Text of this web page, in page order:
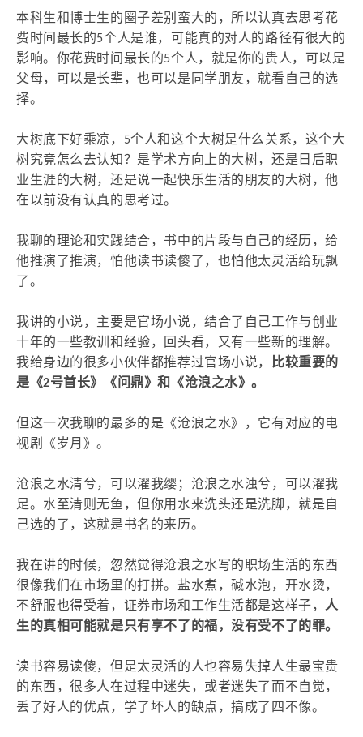
本科生和博士生的圈子差别蛮大的，所以认真去思考花
费时间最长的5个人是谁，可能真的对人的路径有很大的
影响。你花费时间最长的5个人，就是你的贵人，可以是
父母，可以是长辈，也可以是同学朋友，就看自己的选
择。
大树底下好乘凉，5个人和这个大树是什么关系，这个大
树究竟怎么去认知？是学术方向上的大树，还是日后职
业生涯的大树，还是说一起快乐生活的朋友的大树，他
在以前没有认真的思考过。
我聊的理论和实践结合，书中的片段与自己的经历，给
他推演了推演，怕他读书读傻了，也怕他太灵活给玩飘
了。
我讲的小说，主要是官场小说，结合了自己工作与创业
十年的一些教训和经验，回头看，又有一些新的理解。
我给身边的很多小伙伴都推荐过官场小说， 比较重要的
是《2号首长》《问鼎》和《沧浪之水》。
但这一次我聊的最多的是《沧浪之水》，它有对应的电
视剧《岁月》。
沧浪之水清兮，可以濯我缨；沧浪之水浊兮，可以濯我
足。水至清则无鱼，但你用水来洗头还是洗脚，就是自
己选的了，这就是书名的来历。
我在讲的时候，忽然觉得沧浪之水写的职场生活的东西
很像我们在市场里的打拼。盐水煮，碱水泡，开水烫，
不舒服也得受着，证券市场和工作生活都是这样子，人
生的真相可能就是只有享不了的福，没有受不了的罪。
读书容易读傻，但是太灵活的人也容易失掉人生最宝贵
的东西，很多人在过程中迷失，或者迷失了而不自觉，
丢了好人的优点，学了坏人的缺点，搞成了四不像。